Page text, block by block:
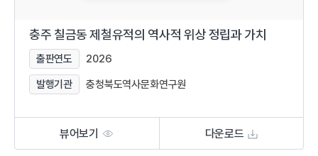
충주 칠금동 제철유적의 역사적 위상 정립과 가치
출판연도
2026
발행기관
충청북도역사문화연구원
뷰어보기 다운로드